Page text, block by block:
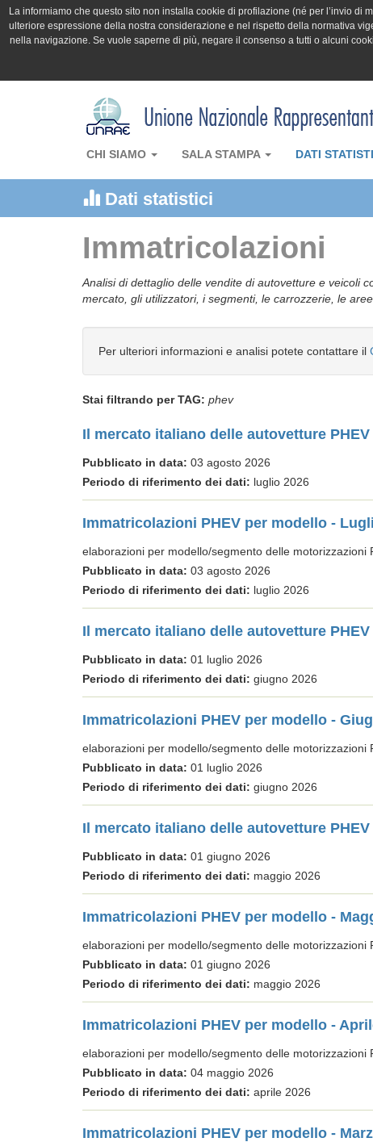
La informiamo che questo sito non installa cookie di profilazione (né per l’invio
ulteriore espressione della nostra considerazione e nel rispetto della normativa
nella navigazione. Se vuole saperne di più, negare il consenso a tutti o alcuni
CHI SIAMO SALA STAMPA DATI
Dati statistici
Immatricolazioni
Analisi di dettaglio delle vendite di autovetture e veicoli
mercato, gli utilizzatori, i segmenti, le carrozzerie, le
Per ulteriori informazioni e analisi potete contattare il
Stai filtrando per TAG: phev
Il mercato italiano delle autovetture
Pubblicato in data: 03 agosto 2026
Periodo di riferimento dei dati: luglio 2026
Immatricolazioni PHEV per modello -
elaborazioni per modello/segmento delle motorizzazioni
Pubblicato in data: 03 agosto 2026
Periodo di riferimento dei dati: luglio 2026
Il mercato italiano delle autovetture
Pubblicato in data: 01 luglio 2026
Periodo di riferimento dei dati: giugno 2026
Immatricolazioni PHEV per modello -
elaborazioni per modello/segmento delle motorizzazioni
Pubblicato in data: 01 luglio 2026
Periodo di riferimento dei dati: giugno 2026
Il mercato italiano delle autovetture
Pubblicato in data: 01 giugno 2026
Periodo di riferimento dei dati: maggio 2026
Immatricolazioni PHEV per modello -
elaborazioni per modello/segmento delle motorizzazioni
Pubblicato in data: 01 giugno 2026
Periodo di riferimento dei dati: maggio 2026
Immatricolazioni PHEV per modello -
elaborazioni per modello/segmento delle motorizzazioni
Pubblicato in data: 04 maggio 2026
Periodo di riferimento dei dati: aprile 2026
Immatricolazioni PHEV per modello -